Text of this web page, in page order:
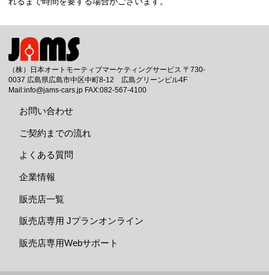
（株）日本オートモーティブマーケティングサービス 〒730-
0037 広島県広島市中区中町8-12 広島グリーンビル4F
Mail:info@jams-cars.jp FAX:082-567-4100
お問い合わせ
ご契約までの流れ
よくある質問
企業情報
販売店一覧
販売店専用 Jプランオンライン
販売店専用Webサポート